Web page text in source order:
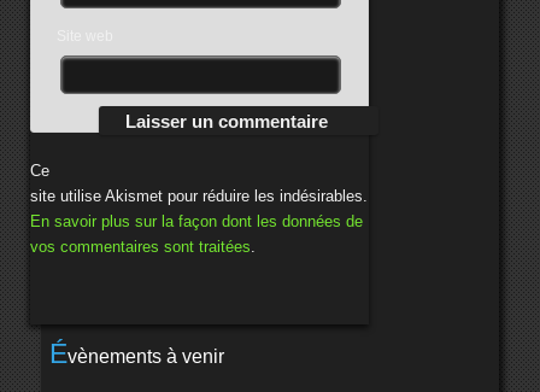
Ce
site utilise Akismet pour réduire les indésirables.
En savoir plus sur la façon dont les données de
vos commentaires sont traitées.
Évènements à venir